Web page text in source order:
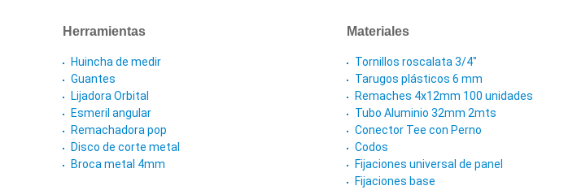
Herramientas
Huincha de medir
Guantes
Lijadora Orbital
Esmeril angular
Remachadora pop
Disco de corte metal
Broca metal 4mm
Materiales
Tornillos roscalata 3/4"
Tarugos plásticos 6 mm
Remaches 4x12mm 100 unidades
Tubo Aluminio 32mm 2mts
Conector Tee con Perno
Codos
Fijaciones universal de panel
Fijaciones base